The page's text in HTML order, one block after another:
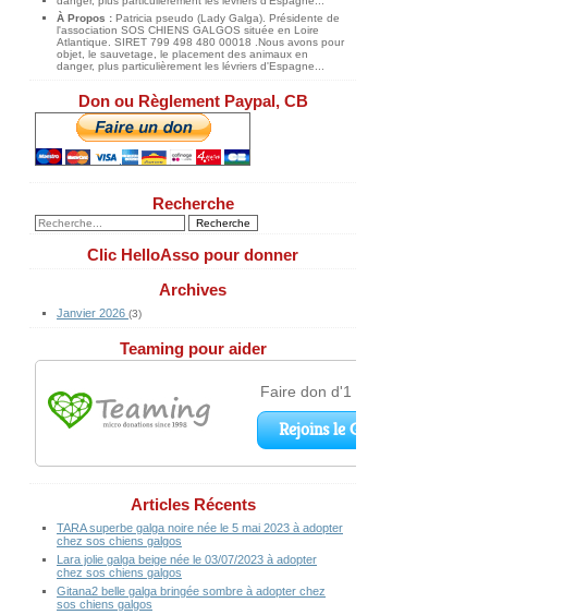
À Propos : Patricia pseudo (Lady Galga). Présidente de
l'association SOS CHIENS GALGOS située en Loire
Atlantique. SIRET 799 498 480 00018 .Nous avons pour
objet, le sauvetage, le placement des animaux en
danger, plus particulièrement les lévriers d'Espagne...
Don ou Règlement Paypal, CB
Recherche
Clic HelloAsso pour donner
Archives
Janvier 2026 (3)
Teaming pour aider
Articles Récents
TARA superbe galga noire née le 5 mai 2023 à adopter
chez sos chiens galgos
Lara jolie galga beige née le 03/07/2023 à adopter
chez sos chiens galgos
Gitana2 belle galga bringée sombre à adopter chez
sos chiens galgos